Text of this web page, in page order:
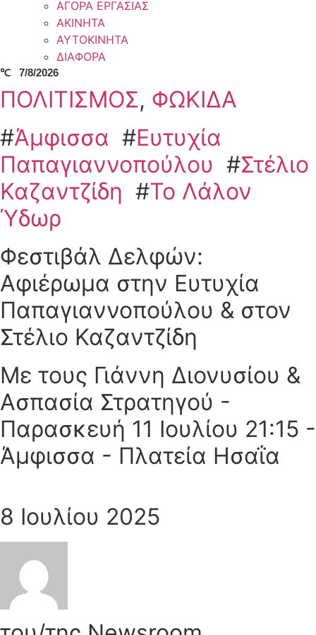
ΑΓΟΡΑ ΕΡΓΑΣΙΑΣ
ΑΚΙΝΗΤΑ
ΑΥΤΟΚΙΝΗΤΑ
ΔΙΑΦΟΡΑ
℃ 7/8/2026
ΠΟΛΙΤΙΣΜΟΣ, ΦΩΚΙΔΑ
#Άμφισσα #Ευτυχία
Παπαγιαννοπούλου #Στέλιο
Καζαντζίδη #Το Λάλον
Ύδωρ
Φεστιβάλ Δελφών:
Αφιέρωμα στην Ευτυχία
Παπαγιαννοπούλου & στον
Στέλιο Καζαντζίδη
Με τους Γιάννη Διονυσίου &
Ασπασία Στρατηγού -
Παρασκευή 11 Ιουλίου 21:15 -
Άμφισσα - Πλατεία Ησαΐα
8 Ιουλίου 2025